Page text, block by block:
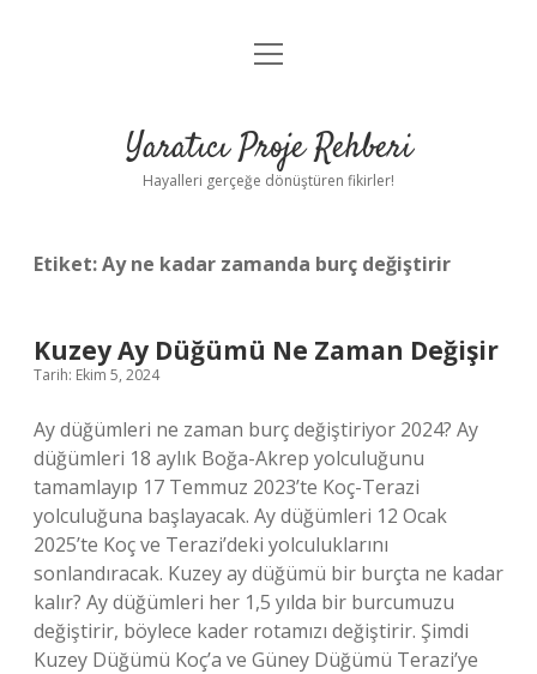
Anasayfa
Yasal Uyarı
menüyü
Yaratıcı Proje Rehberi
Hayalleri gerçeğe dönüştüren fikirler!
Etiket:Ay ne kadar zamanda burç değiştirir
Kuzey Ay Düğümü Ne Zaman Değişir
Tarih: Ekim 5, 2024
Ay düğümleri ne zaman burç değiştiriyor 2024? Ay
düğümleri 18 aylık Boğa-Akrep yolculuğunu
tamamlayıp 17 Temmuz 2023’te Koç-Terazi
yolculuğuna başlayacak. Ay düğümleri 12 Ocak
2025’te Koç ve Terazi’deki yolculuklarını
sonlandıracak. Kuzey ay düğümü bir burçta ne kadar
kalır? Ay düğümleri her 1,5 yılda bir burcumuzu
değiştirir, böylece kader rotamızı değiştirir. Şimdi
Kuzey Düğümü Koç’a ve Güney Düğümü Terazi’ye